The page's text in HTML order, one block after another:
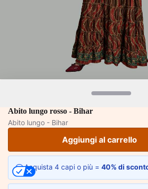
Abito lungo rosso - Bihar
Abito lungo - Bihar
Aggiungi al carrello
Acquista 4 capi o più = 40% di